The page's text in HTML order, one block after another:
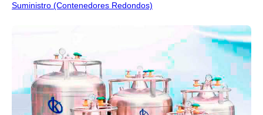
Suministro (Contenedores Redondos)